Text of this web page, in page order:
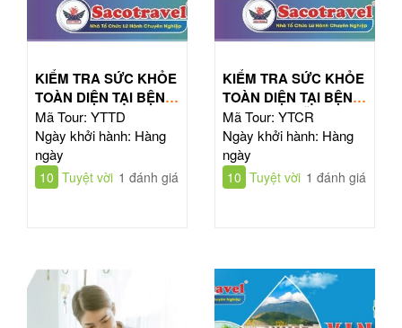
KIỂM TRA SỨC KHỎE
TOÀN DIỆN TẠI BỆNH
VIỆN TỪ DŨ
Mã Tour: YTTD
Ngày khởi hành: Hàng
ngày
10 Tuyệt vời 1 đánh giá
KIỂM TRA SỨC KHỎE
TOÀN DIỆN TẠI BỆNH
VIỆN CHỢ RẪY
Mã Tour: YTCR
Ngày khởi hành: Hàng
ngày
10 Tuyệt vời 1 đánh giá